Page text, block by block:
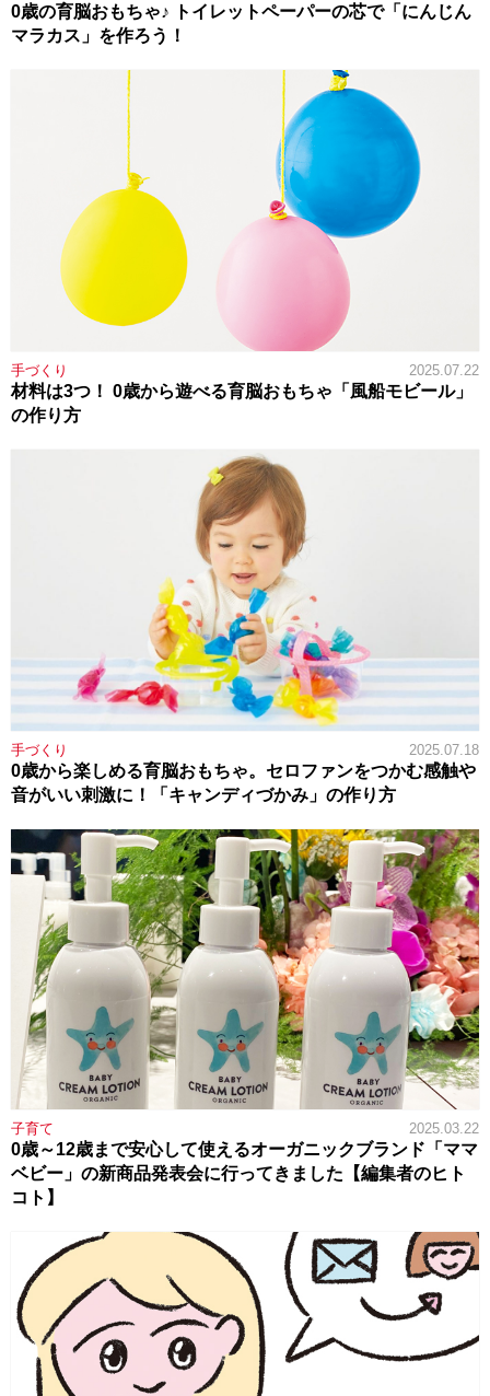
0歳の育脳おもちゃ♪ トイレットペーパーの芯で「にんじん
マラカス」を作ろう！
手づくり 2025.07.22
材料は3つ！ 0歳から遊べる育脳おもちゃ「風船モビール」
の作り方
手づくり 2025.07.18
0歳から楽しめる育脳おもちゃ。セロファンをつかむ感触や
音がいい刺激に！「キャンディづかみ」の作り方
子育て 2025.03.22
0歳～12歳まで安心して使えるオーガニックブランド「ママ
ベビー」の新商品発表会に行ってきました【編集者のヒト
コト】